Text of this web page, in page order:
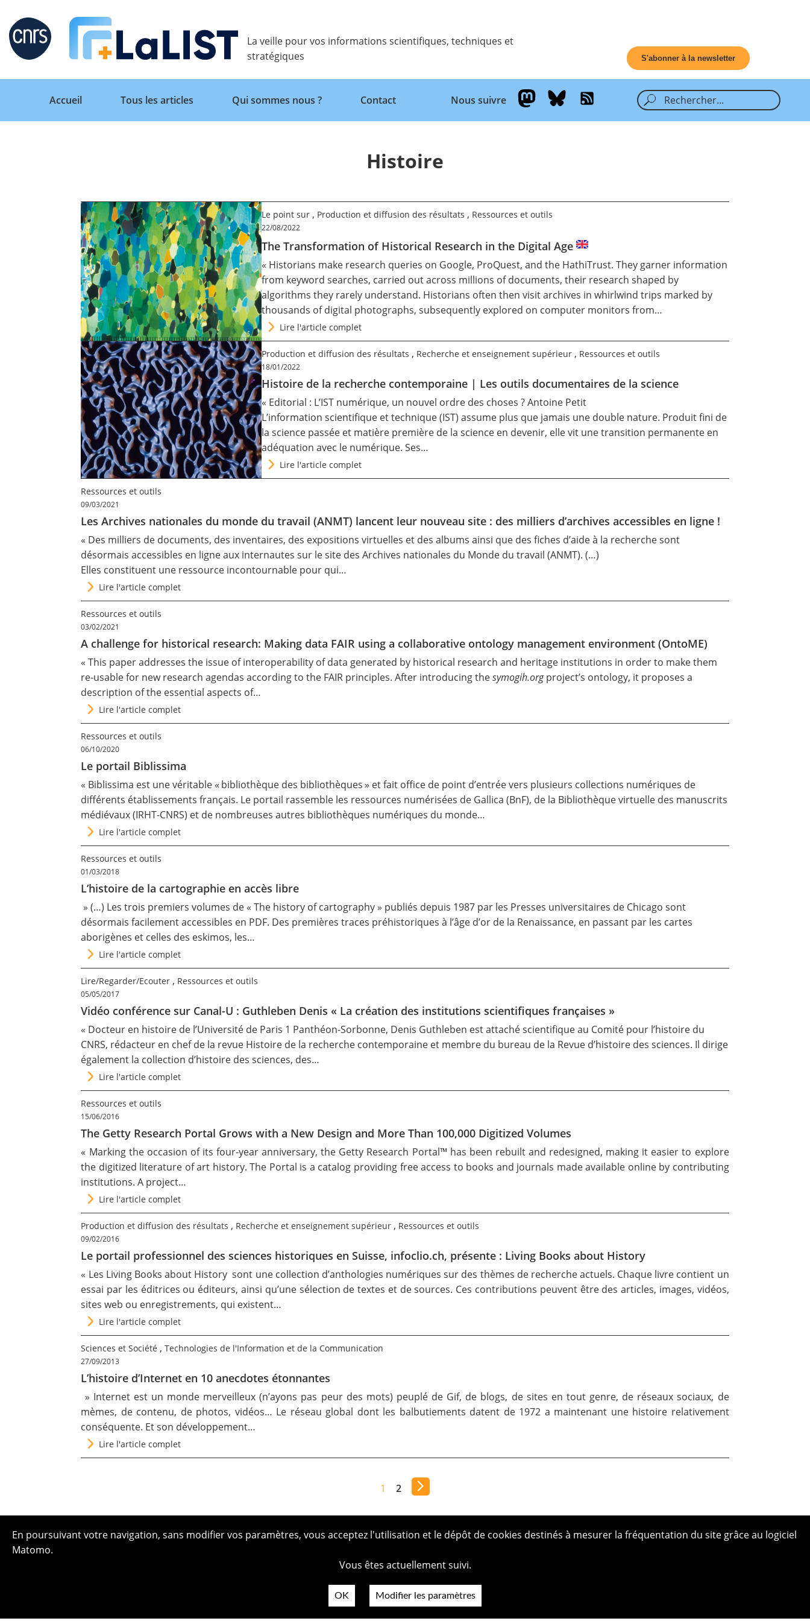
Retour
Tous les articles
Qui sommes nous ?
La veille pour vos informations scientifiques, techniques et
stratégiques
S'abonner à la newsletter
Accueil Tous les articles Qui sommes nous ? Contact Nous suivre
Histoire
Le point sur , Production et diffusion des résultats , Ressources et outils
22/08/2022
The Transformation of Historical Research in the Digital Age
« Historians make research queries on Google, ProQuest, and the HathiTrust. They garner information
from keyword searches, carried out across millions of documents, their research shaped by
algorithms they rarely understand. Historians often then visit archives in whirlwind trips marked by
thousands of digital photographs, subsequently explored on computer monitors from…
Lire l'article complet
Production et diffusion des résultats , Recherche et enseignement supérieur , Ressources et outils
18/01/2022
Histoire de la recherche contemporaine | Les outils documentaires de la science
« Editorial : L’IST numérique, un nouvel ordre des choses ? Antoine Petit
L’information scientifique et technique (IST) assume plus que jamais une double nature. Produit fini de
la science passée et matière première de la science en devenir, elle vit une transition permanente en
adéquation avec le numérique. Ses…
Lire l'article complet
Ressources et outils
09/03/2021
Les Archives nationales du monde du travail (ANMT) lancent leur nouveau site : des milliers d’archives accessibles en ligne !
« Des milliers de documents, des inventaires, des expositions virtuelles et des albums ainsi que des fiches d’aide à la recherche sont
désormais accessibles en ligne aux internautes sur le site des Archives nationales du Monde du travail (ANMT). (…)
Elles constituent une ressource incontournable pour qui…
Lire l'article complet
Ressources et outils
03/02/2021
A challenge for historical research: Making data FAIR using a collaborative ontology management environment (OntoME)
« This paper addresses the issue of interoperability of data generated by historical research and heritage institutions in order to make them
re-usable for new research agendas according to the FAIR principles. After introducing thesymogih.orgproject’s ontology, it proposes a
description of the essential aspects of…
Lire l'article complet
Ressources et outils
06/10/2020
Le portail Biblissima
« Biblissima est une véritable « bibliothèque des bibliothèques » et fait office de point d’entrée vers plusieurs collections numériques de
différents établissements français. Le portail rassemble les ressources numérisées de Gallica (BnF), de la Bibliothèque virtuelle des manuscrits
médiévaux (IRHT-CNRS) et de nombreuses autres bibliothèques numériques du monde…
Lire l'article complet
Ressources et outils
01/03/2018
L’histoire de la cartographie en accès libre
» (…) Les trois premiers volumes de « The history of cartography » publiés depuis 1987 par les Presses universitaires de Chicago sont
désormais facilement accessibles en PDF. Des premières traces préhistoriques à l’âge d’or de la Renaissance, en passant par les cartes
aborigènes et celles des eskimos, les…
Lire l'article complet
Lire/Regarder/Ecouter , Ressources et outils
05/05/2017
Vidéo conférence sur Canal-U : Guthleben Denis « La création des institutions scientifiques françaises »
« Docteur en histoire de l’Université de Paris 1 Panthéon-Sorbonne, Denis Guthleben est attaché scientifique au Comité pour l’histoire du
CNRS, rédacteur en chef de la revue Histoire de la recherche contemporaine et membre du bureau de la Revue d’histoire des sciences. Il dirige
également la collection d’histoire des sciences, des…
Lire l'article complet
Ressources et outils
15/06/2016
The Getty Research Portal Grows with a New Design and More Than 100,000 Digitized Volumes
« Marking the occasion of its four-year anniversary, the Getty Research Portal™ has been rebuilt and redesigned, making it easier to explore
the digitized literature of art history. The Portal is a catalog providing free access to books and journals made available online by contributing
institutions. A project…
Lire l'article complet
Production et diffusion des résultats , Recherche et enseignement supérieur , Ressources et outils
09/02/2016
Le portail professionnel des sciences historiques en Suisse, infoclio.ch, présente : Living Books about History
« Les Living Books about History sont une collection d’anthologies numériques sur des thèmes de recherche actuels. Chaque livre contient un
essai par les éditrices ou éditeurs, ainsi qu’une sélection de textes et de sources. Ces contributions peuvent être des articles, images, vidéos,
sites web ou enregistrements, qui existent…
Lire l'article complet
Sciences et Société ,Technologies de l'Information et de la Communication
27/09/2013
L’histoire d’Internet en 10 anecdotes étonnantes
» Internet est un monde merveilleux (n’ayons pas peur des mots) peuplé de Gif, de blogs, de sites en tout genre, de réseaux sociaux, de
mèmes, de contenu, de photos, vidéos… Le réseau global dont les balbutiements datent de 1972 a maintenant une histoire relativement
conséquente. Et son développement…
Lire l'article complet
1 2
En poursuivant votre navigation, sans modifier vos paramètres, vous acceptez l'utilisation et le dépôt de cookies destinés à mesurer la fréquentation du site grâce au logiciel
Matomo.
Vous êtes actuellement suivi.
OK Modifier les paramètres